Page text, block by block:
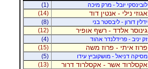
לובינסקי יובל - מרק מיכה
(1)
אגוזי נילי - אנטין דוד
(14)
ידלין דורון - ליבסטר בני
(8)
גינוסר אלדד - רשף אופיר
(12)
זק יניב - פרידלנדר אהוד
(4)
פרוז איתי - פרוז משה
(15)
מסיקה דניאל - מושקוביץ עידו
(5)
אקסלרוד אשר - אקסלרוד דרור (13)